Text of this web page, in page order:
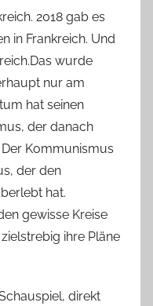
2018 gab es
in Frankreich. Und
wurde
nur am
hat seinen
der danach
Kommunismus
der den
hat.
gewisse Kreise
ihre Pläne
direkt